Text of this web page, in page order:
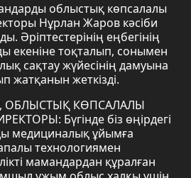
облыстық көпсалалы
Нұрлан Жаров кәсіби
Әріптестерінің еңбегінің
екеніне тоқталып, сонымен
сақтау жүйесінің дамуына
жатқанын жеткізді.
ОБЛЫСТЫҚ КӨПСАЛАЛЫ
Бүгінде біз өңірдегі
медициналық ұйымға
технологиямен
мамандардан құралған